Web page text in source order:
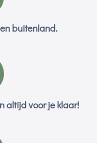
buitenland.
altijd voor je klaar!